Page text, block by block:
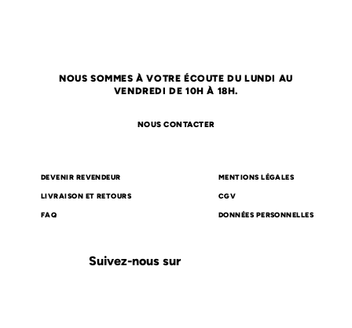
NOUS SOMMES À VOTRE ÉCOUTE DU LUNDI AU
VENDREDI DE 10H À 18H.
NOUS CONTACTER
DEVENIR REVENDEUR
LIVRAISON ET RETOURS
FAQ
MENTIONS LÉGALES
CGV
DONNÉES PERSONNELLES
Suivez-nous sur